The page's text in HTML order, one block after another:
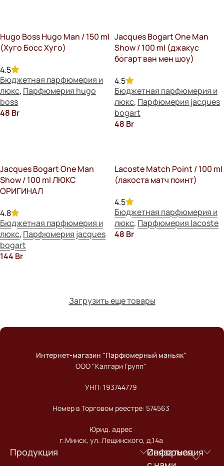
Hugo Boss Hugo Man / 150 ml
(Хуго Босс Хуго)
4.5
Бюджетная парфюмерия и
люкс, Парфюмерия hugo
boss
48 Br
Jacques Bogart One Man
Show / 100 ml (джакус
богарт ван мен шоу)
4.5
Бюджетная парфюмерия и
люкс, Парфюмерия jacques
bogart
48 Br
Jacques Bogart One Man
Show / 100 ml ЛЮКС
ОРИГИНАЛ
4.8
Бюджетная парфюмерия и
люкс, Парфюмерия jacques
bogart
144 Br
Lacoste Match Point / 100 ml
(лакоста матч поинт)
4.5
Бюджетная парфюмерия и
люкс, Парфюмерия lacoste
48 Br
Загрузить еще товары
Интернет-магазин "Парфюмерный маньяк"
ООО "Калгари Групп"
УНП: 193744779
Номер в Торговом реестре: 574563
Юрид. адрес
г.Минск, ул. Лещинского, д.14а
Продукция Информация
Связаться